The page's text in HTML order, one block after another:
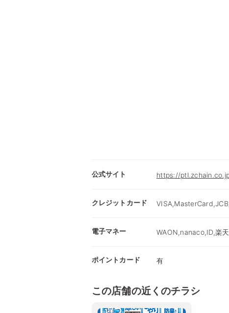
公式サイト https://
クレジットカード
電子マネー WAON,nanaco,ID,楽
ポイントカード 有
この店舗の近くのチラシ